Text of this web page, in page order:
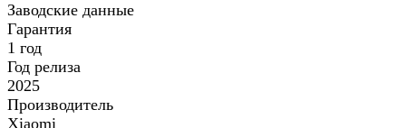
Заводские данные
Гарантия
1 год
Год релиза
2025
Производитель
Xiaomi